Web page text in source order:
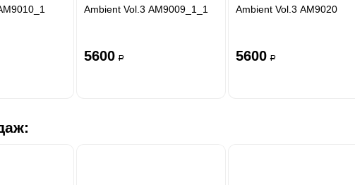
Ambient Vol.3 AM9009_1_1
5600 a
Ambient Vol.3 AM9020
5600 a